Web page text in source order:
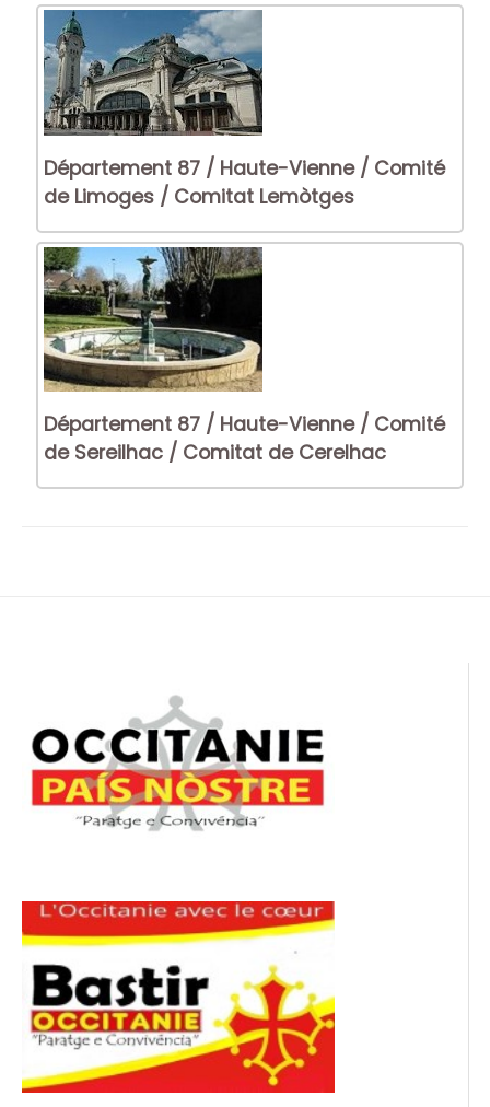
Département 87 / Haute-Vienne / Comité
de Limoges / Comitat Lemòtges
Département 87 / Haute-Vienne / Comité
de Sereilhac / Comitat de Cerelhac